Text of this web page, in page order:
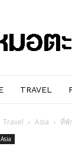
TRAVEL
Travel Asia ที่พั
Asia